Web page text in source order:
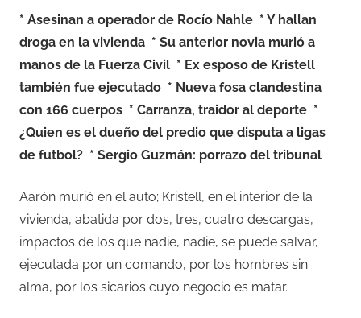
* Asesinan a operador de Rocío Nahle * Y hallan
droga en la vivienda * Su anterior novia murió a
manos de la Fuerza Civil * Ex esposo de Kristell
también fue ejecutado * Nueva fosa clandestina
con 166 cuerpos * Carranza, traidor al deporte *
¿Quien es el dueño del predio que disputa a ligas
de futbol? * Sergio Guzmán: porrazo del tribunal
Aarón murió en el auto; Kristell, en el interior de la
vivienda, abatida por dos, tres, cuatro descargas,
impactos de los que nadie, nadie, se puede salvar,
ejecutada por un comando, por los hombres sin
alma, por los sicarios cuyo negocio es matar.